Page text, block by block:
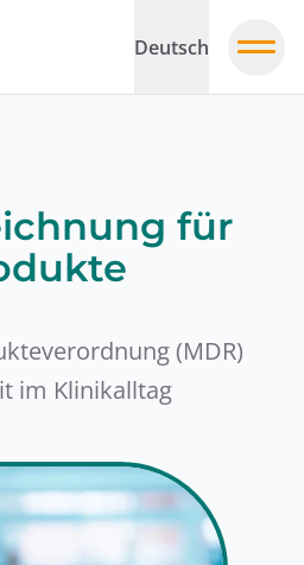
Deutsch
für
(MDR)
im Klinikalltag